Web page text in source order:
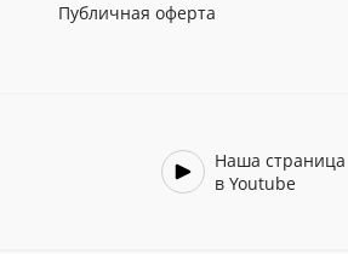
Публичная оферта
Наша страница
в Youtube